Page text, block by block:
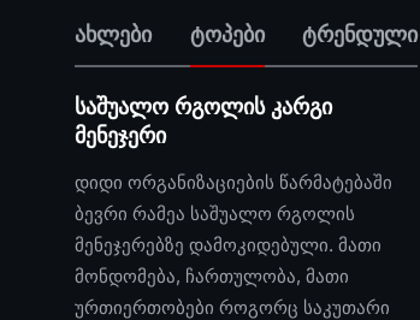
ახლები ტოპები ტრენდული
საშუალო რგოლის კარგი
მენეჯერი
დიდი ორგანიზაციების წარმატებაში
ბევრი რამეა საშუალო რგოლის
მენეჯერებზე დამოკიდებული. მათი
მონდომება, ჩართულობა, მათი
ურთიერთობები როგორც საკუთარი